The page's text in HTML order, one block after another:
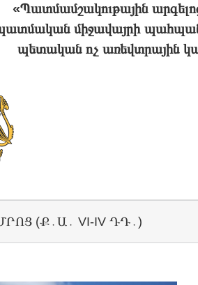
«Պատմամշակութային
միջավայրի
պետական ոչ առեվտրային
(Ք․Ա․ VI-IV ԴԴ․)